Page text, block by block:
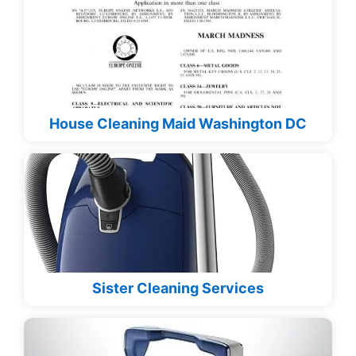
House Cleaning Maid Washington DC
Sister Cleaning Services